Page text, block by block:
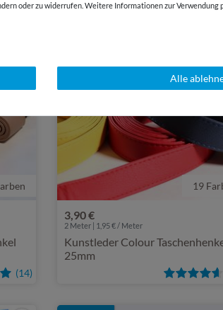
(14)
19
3,90 €
2Meter | 1,95 € / Meter
Kunstleder Colour
25mm
oder zu widerrufen. Weitere Informationen zur Verwendung
Alle